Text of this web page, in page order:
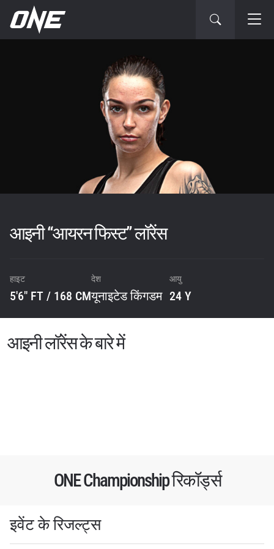
आइनी “आयरन फिस्ट” लॉरेंस
हाइट
5'6" FT / 168 CM
देश
यूनाइटेड किंगडम
आयु
24 Y
आइनी लॉरेंस के बारे में
ONE Championship रिकॉर्ड्स
इवेंट के रिजल्ट्स
STAY IN THE KNOW
to gain access to latest news, unlock special offers
and get first access to the best seats to our live